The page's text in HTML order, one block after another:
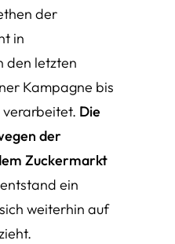
der
in
den letzten
Kampagne bis
Die
der
Zuckermarkt
ein
weiterhin auf